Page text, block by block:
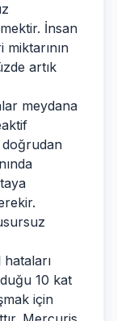
İnsan
artık
meydana
doğrudan
10 kat
için